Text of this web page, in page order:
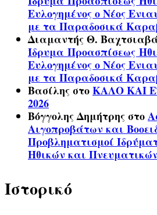
Ευλογημένος ο Νέος
με τα Παραδοσικά
Διαμαντής Θ.
Ίδρυμα Προασπίσεως
Ευλογημένος ο Νέος
με τα Παραδοσικά
ΒασίληςστοΚΑΛΟ ΚΑΙ
2026
Βόγγολης Δημήτρηςστο
Αιγοπροβάτων και
Προβληματισμοί
Ηθικών και
Ιστορικό